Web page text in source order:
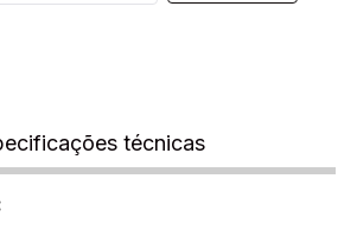
técnicas